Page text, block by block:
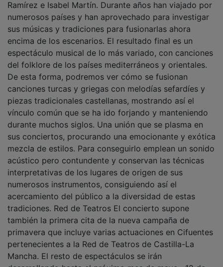
numerosos países y han aprovechado para investigar
sus músicas y tradiciones para fusionarlas ahora
encima de los escenarios. El resultado final es un
espectáculo musical de lo más variado, con canciones
del folklore de los países mediterráneos y orientales.
De esta forma, podremos ver cómo se fusionan
canciones turcas y griegas con melodías sefardíes y
piezas tradicionales castellanas, mostrando así el
vínculo común que se ha ido forjando y manteniendo
durante muchos siglos. Una unión que se plasma en
sus conciertos, procurando una emocionante y exótica
mezcla de estilos. Para conseguirlo emplean un sonido
acústico pero contundente y conservan las técnicas
interpretativas de los lugares de origen de sus
numerosos instrumentos, consiguiendo así el
acercamiento del público a la diversidad de estas
tradiciones. Red de Teatros El concierto supone
también la primera cita de la nueva campaña de
primavera que incluye varias actuaciones en Cifuentes
pertenecientes a la Red de Teatros de Castilla-La
Mancha. El resto de espectáculos se irán
desarrollando hasta el próximo mes de mayo. ­ 12 de